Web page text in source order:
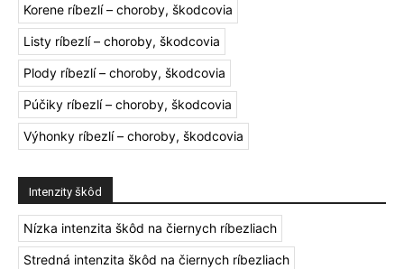
Korene ríbezlí – choroby, škodcovia
Listy ríbezlí – choroby, škodcovia
Plody ríbezlí – choroby, škodcovia
Púčiky ríbezlí – choroby, škodcovia
Výhonky ríbezlí – choroby, škodcovia
Intenzity škôd
Nízka intenzita škôd na čiernych ríbezliach
Stredná intenzita škôd na čiernych ríbezliach